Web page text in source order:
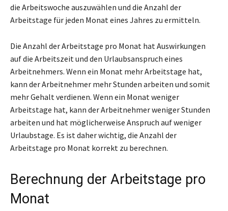
die Arbeitswoche auszuwählen und die Anzahl der
Arbeitstage für jeden Monat eines Jahres zu ermitteln.
Die Anzahl der Arbeitstage pro Monat hat Auswirkungen
auf die Arbeitszeit und den Urlaubsanspruch eines
Arbeitnehmers. Wenn ein Monat mehr Arbeitstage hat,
kann der Arbeitnehmer mehr Stunden arbeiten und somit
mehr Gehalt verdienen. Wenn ein Monat weniger
Arbeitstage hat, kann der Arbeitnehmer weniger Stunden
arbeiten und hat möglicherweise Anspruch auf weniger
Urlaubstage. Es ist daher wichtig, die Anzahl der
Arbeitstage pro Monat korrekt zu berechnen.
Berechnung der Arbeitstage pro
Monat